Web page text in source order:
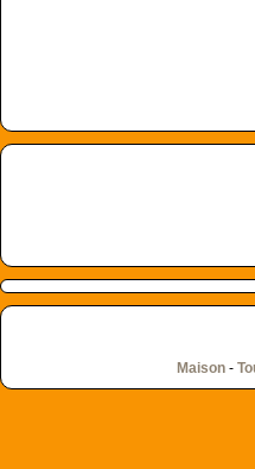
Maison-